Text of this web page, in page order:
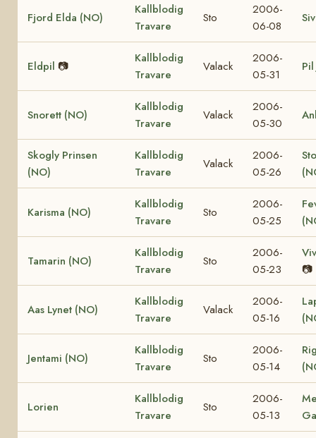
Fjord Elda (NO)
Kallblodig
Travare
Sto
2006-
06-08
Eldpil 📷
Kallblodig
Travare
Valack
2006-
05-31
Pil
Snorett (NO)
Kallblodig
Travare
Valack
2006-
05-30
Skogly Prinsen
(NO)
Kallblodig
Travare
Valack
2006-
05-26
Karisma (NO)
Kallblodig
Travare
Sto
2006-
05-25
Tamarin (NO)
Kallblodig
Travare
Sto
2006-
05-23
📷
Aas Lynet (NO)
Kallblodig
Travare
Valack
2006-
05-16
Jentami (NO)
Kallblodig
Travare
Sto
2006-
05-14
Lorien
Kallblodig
Travare
Sto
2006-
05-13